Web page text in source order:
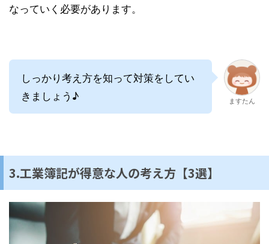
なっていく必要があります。
しっかり考え方を知って対策をしてい
きましょう♪
ますたん
3.工業簿記が得意な人の考え方【3選】